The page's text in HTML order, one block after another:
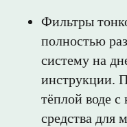
Фильтры
полностью
систему на
инструкции.
тёплой воде
средства для